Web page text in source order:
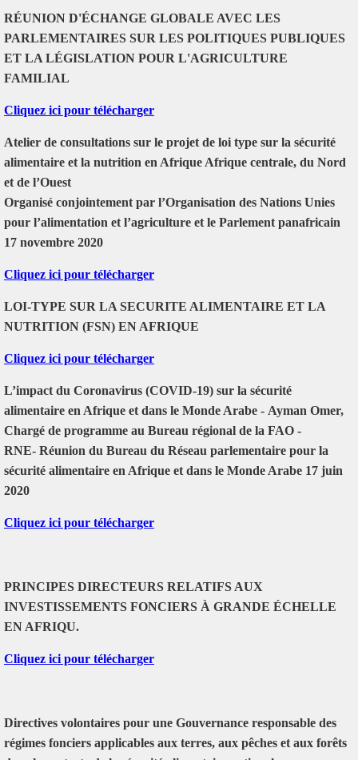
RÉUNION D'ÉCHANGE GLOBALE AVEC LES
PARLEMENTAIRES SUR LES POLITIQUES PUBLIQUES
ET LA LÉGISLATION POUR L'AGRICULTURE
FAMILIAL
Cliquez ici pour télécharger
Atelier de consultations sur le projet de loi type sur la sécurité
alimentaire et la nutrition en Afrique Afrique centrale, du Nord
et de l’Ouest
Organisé conjointement par l’Organisation des Nations Unies
pour l’alimentation et l’agriculture et le Parlement panafricain
17 novembre 2020
Cliquez ici pour télécharger
LOI-TYPE SUR LA SECURITE ALIMENTAIRE ET LA
NUTRITION (FSN) EN AFRIQUE
Cliquez ici pour télécharger
L’impact du Coronavirus (COVID-19) sur la sécurité
alimentaire en Afrique et dans le Monde Arabe - Ayman Omer,
Chargé de programme au Bureau régional de la FAO -
RNE- Réunion du Bureau du Réseau parlementaire pour la
sécurité alimentaire en Afrique et dans le Monde Arabe 17 juin
2020
Cliquez ici pour télécharger
PRINCIPES DIRECTEURS RELATIFS AUX
INVESTISSEMENTS FONCIERS À GRANDE ÉCHELLE
EN AFRIQU.
Cliquez ici pour télécharger
Directives volontaires pour une Gouvernance responsable des
régimes fonciers applicables aux terres, aux pêches et aux forêts